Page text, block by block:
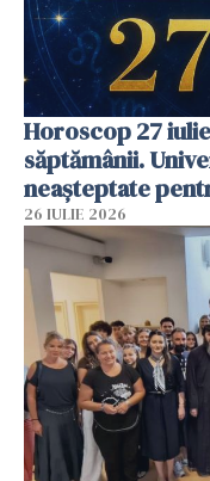
Horoscop 27
săptămânii.
neașteptate
26 IULIE 2026